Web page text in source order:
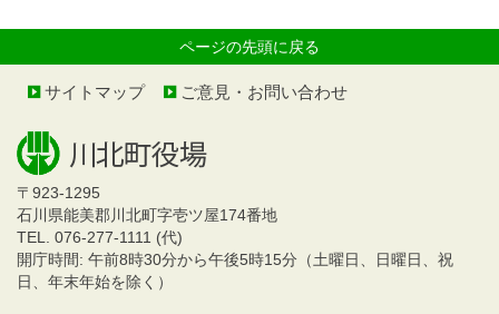
ページの先頭に戻る
サイトマップ ご意見・お問い合わせ
〒923-1295
石川県能美郡川北町字壱ツ屋174番地
TEL. 076-277-1111 (代)
開庁時間: 午前8時30分から午後5時15分（土曜日、日曜日、祝
日、年末年始を除く）